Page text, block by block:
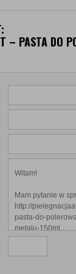
– PASTA DO